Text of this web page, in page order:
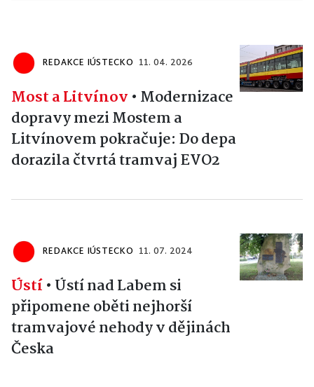
REDAKCE IÚSTECKO 11. 04. 2026
Most a Litvínov • Modernizace
dopravy mezi Mostem a
Litvínovem pokračuje: Do depa
dorazila čtvrtá tramvaj EVO2
REDAKCE IÚSTECKO 11. 07. 2024
Ústí• Ústí nad Labem si
připomene oběti nejhorší
tramvajové nehody v dějinách
Česka